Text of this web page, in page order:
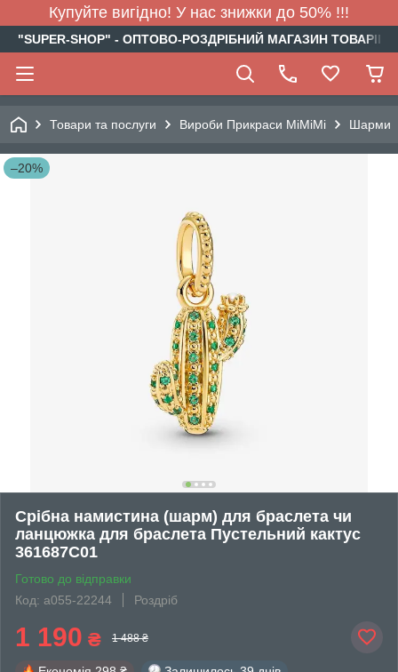
Купуйте вигідно! У нас знижки до 50% !!!
"SUPER-SHOP" - ОПТОВО-РОЗДРІБНИЙ МАГАЗИН
Товари та послуги Вироби Прикраси МіМіМі Шарми
–20%
Срібна намистина (шарм) для браслета чи
ланцюжка для браслета Пустельний кактус
361687C01
Готово до відправки
Код: а055-22244
Роздріб
1 190 ₴ 1 488 ₴